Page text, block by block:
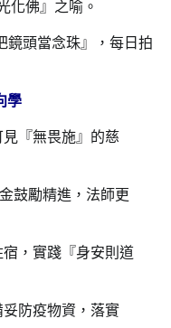
化佛』之喻。
鏡頭當念珠』，每日拍
學
『無畏施』的慈
鼓勵精進，法師更
，實踐『身安則道
防疫物資，落實